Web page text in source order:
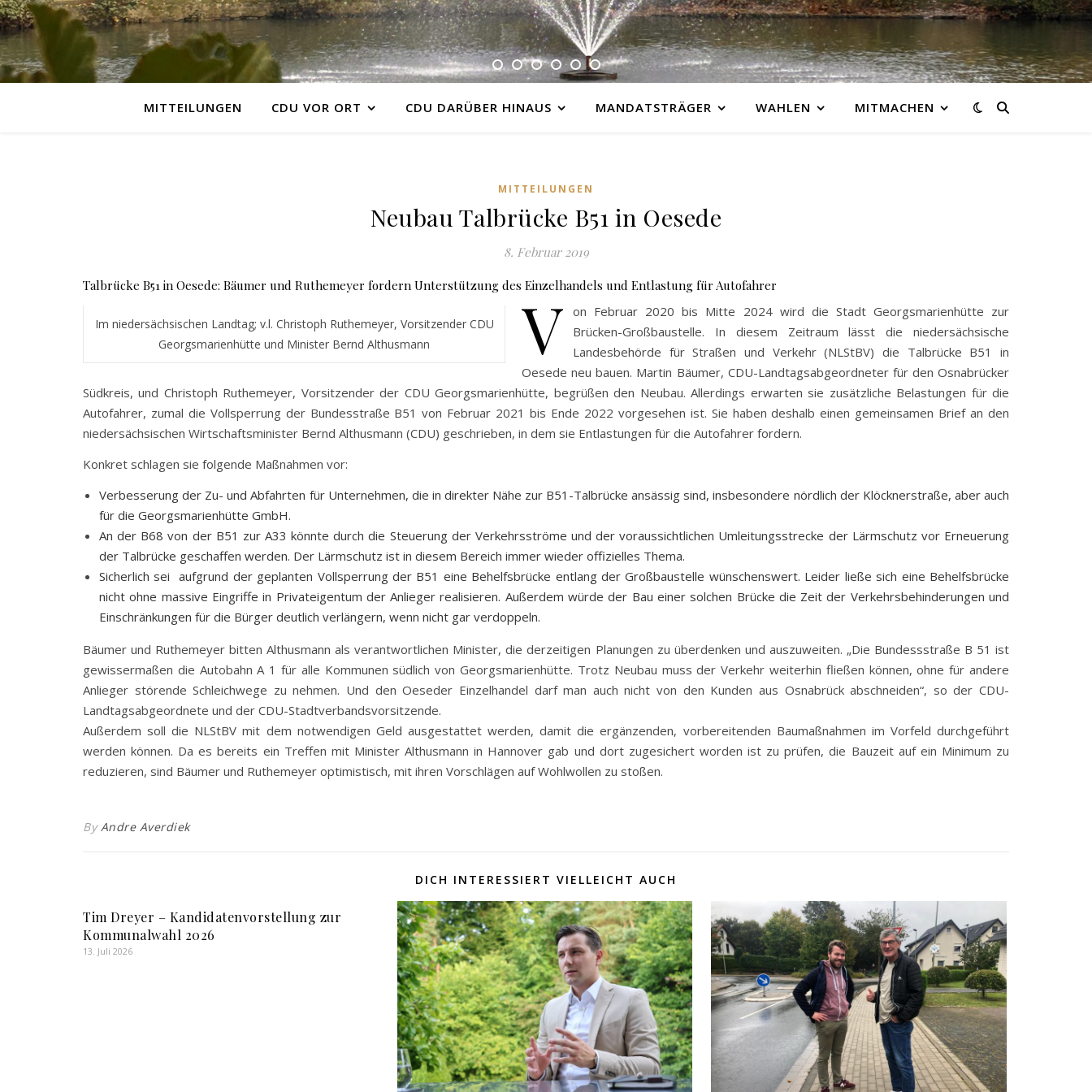
MITTEILUNGEN CDU VOR ORT CDU DARÜBER HINAUS MANDATSTRÄGER WAHLEN MITMACHEN
MITTEILUNGEN
Neubau Talbrücke B51 in Oesede
8. Februar 2019
Talbrücke B51 in Oesede: Bäumer und Ruthemeyer fordern Unterstützung des Einzelhandels und Entlastung für Autofahrer
Im niedersächsischen Landtag; v.l. Christoph Ruthemeyer, Vorsitzender CDU
Georgsmarienhütte und Minister Bernd Althusmann
V on Februar 2020 bis Mitte 2024 wird die Stadt Georgsmarienhütte zur
Brücken-Großbaustelle. In diesem Zeitraum lässt die niedersächsische
Landesbehörde für Straßen und Verkehr (NLStBV) die Talbrücke B51 in
Oesede neu bauen. Martin Bäumer, CDU-Landtagsabgeordneter für den Osnabrücker
Südkreis, und Christoph Ruthemeyer, Vorsitzender der CDU Georgsmarienhütte, begrüßen den Neubau. Allerdings erwarten sie zusätzliche Belastungen für die
Autofahrer, zumal die Vollsperrung der Bundesstraße B51 von Februar 2021 bis Ende 2022 vorgesehen ist. Sie haben deshalb einen gemeinsamen Brief an den
niedersächsischen Wirtschaftsminister Bernd Althusmann (CDU) geschrieben, in dem sie Entlastungen für die Autofahrer fordern.
Konkret schlagen sie folgende Maßnahmen vor:
Verbesserung der Zu- und Abfahrten für Unternehmen, die in direkter Nähe zur B51-Talbrücke ansässig sind, insbesondere nördlich der Klöcknerstraße, aber auch
für die Georgsmarienhütte GmbH.
An der B68 von der B51 zur A33 könnte durch die Steuerung der Verkehrsströme und der voraussichtlichen Umleitungsstrecke der Lärmschutz vor Erneuerung
der Talbrücke geschaffen werden. Der Lärmschutz ist in diesem Bereich immer wieder offizielles Thema.
Sicherlich sei aufgrund der geplanten Vollsperrung der B51 eine Behelfsbrücke entlang der Großbaustelle wünschenswert. Leider ließe sich eine Behelfsbrücke
nicht ohne massive Eingriffe in Privateigentum der Anlieger realisieren. Außerdem würde der Bau einer solchen Brücke die Zeit der Verkehrsbehinderungen und
Einschränkungen für die Bürger deutlich verlängern, wenn nicht gar verdoppeln.
Bäumer und Ruthemeyer bitten Althusmann als verantwortlichen Minister, die derzeitigen Planungen zu überdenken und auszuweiten. „Die Bundessstraße B 51 ist
gewissermaßen die Autobahn A 1 für alle Kommunen südlich von Georgsmarienhütte. Trotz Neubau muss der Verkehr weiterhin fließen können, ohne für andere
Anlieger störende Schleichwege zu nehmen. Und den Oeseder Einzelhandel darf man auch nicht von den Kunden aus Osnabrück abschneiden“, so der CDU-
Landtagsabgeordnete und der CDU-Stadtverbandsvorsitzende.
Außerdem soll die NLStBV mit dem notwendigen Geld ausgestattet werden, damit die ergänzenden, vorbereitenden Baumaßnahmen im Vorfeld durchgeführt
werden können. Da es bereits ein Treffen mit Minister Althusmann in Hannover gab und dort zugesichert worden ist zu prüfen, die Bauzeit auf ein Minimum zu
reduzieren, sind Bäumer und Ruthemeyer optimistisch, mit ihren Vorschlägen auf Wohlwollen zu stoßen.
ByAndre Averdiek
DICH INTERESSIERT VIELLEICHT AUCH
Tim Dreyer – Kandidatenvorstellung zur
Kommunalwahl 2026
13. Juli 2026